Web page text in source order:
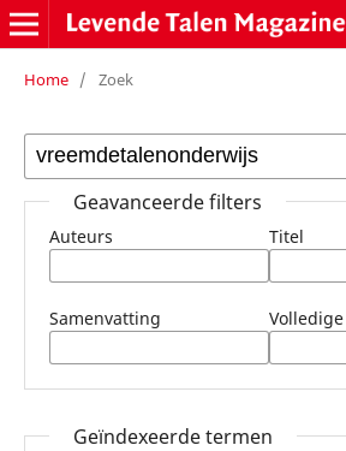
Home / Zoek
Geavanceerde filters
Auteurs Titel
Samenvatting
Geïndexeerde termen